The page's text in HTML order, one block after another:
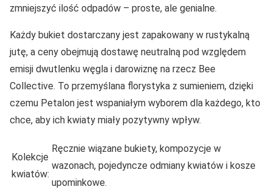
zmniejszyć ilość odpadów – proste, ale genialne.
Każdy bukiet dostarczany jest zapakowany w rustykalną
jutę, a ceny obejmują dostawę neutralną pod względem
emisji dwutlenku węgla i darowiznę na rzecz Bee
Collective. To przemyślana florystyka z sumieniem, dzięki
czemu Petalon jest wspaniałym wyborem dla każdego, kto
chce, aby ich kwiaty miały pozytywny wpływ.
Kolekcje
kwiatów:
Ręcznie wiązane bukiety, kompozycje w
wazonach, pojedyncze odmiany kwiatów i kosze
upominkowe.